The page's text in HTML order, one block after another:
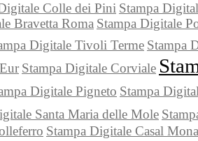
Colle dei Pini Stampa
Bravetta Roma Stampa Digitale
Digitale Tivoli Terme Stampa
Stampa Digitale Corviale
Digitale Pigneto Stampa
Santa Maria delle Mole
Stampa Digitale Casal